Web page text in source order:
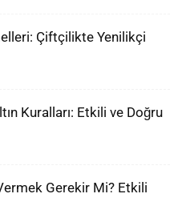
Çiftçilikte Yenilikçi
Kuralları: Etkili ve Doğru
Gerekir Mi? Etkili